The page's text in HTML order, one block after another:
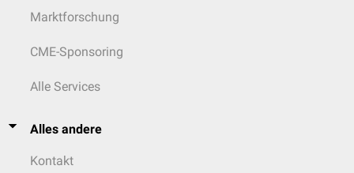
Marktforschung
CME-Sponsoring
Alle Services
Alles andere
Kontakt